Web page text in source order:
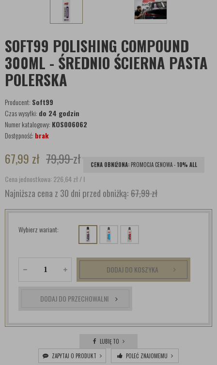
SOFT99 POLISHING COMPOUND
300ML - ŚREDNIO ŚCIERNA PASTA
POLERSKA
Producent: Soft99
Czas wysyłki: do 24 godzin
Numer katalogowy: KOS006062
Dostępność: brak
67,99 zł 79,99zł CENA OBNIŻONA: PROMOCJA CENOWA -10% ALL
Cena jednostkowa: 226,64zł/ l
Najniższa cena z 30 dni przed obniżką:67,99 zł
Wybierz wariant:
DODAJ DO KOSZYKA
DODAJ DO PRZECHOWALNI
LUBIĘ TO
ZAPYTAJ O PRODUKT
POLEĆ ZNAJOMEMU